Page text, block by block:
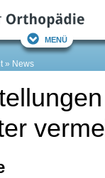
Menü
News